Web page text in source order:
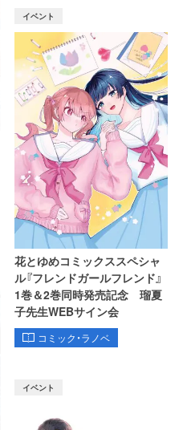
イベント
花とゆめコミックススペシャ
ル『フレンドガールフレンド』
1巻＆2巻同時発売記念 瑠夏
子先生WEBサイン会
コミック・ラノベ
イベント